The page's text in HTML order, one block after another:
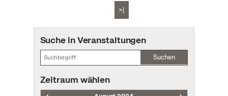
>|
Suche in Veranstaltungen
Suchen
Zeitraum wählen